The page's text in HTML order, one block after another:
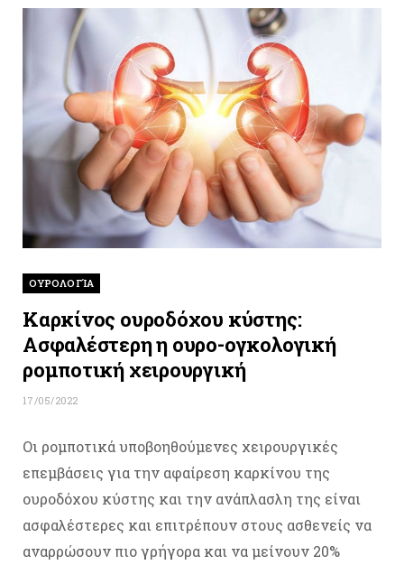
ΟΥΡΟΛΟΓΊΑ
Καρκίνος ουροδόχου κύστης:
Ασφαλέστερη η ουρο-ογκολογική
ρομποτική χειρουργική
17/05/2022
Οι ρομποτικά υποβοηθούμενες χειρουργικές
επεμβάσεις για την αφαίρεση καρκίνου της
ουροδόχου κύστης και την ανάπλασλη της είναι
ασφαλέστερες και επιτρέπουν στους ασθενείς να
αναρρώσουν πιο γρήγορα και να μείνουν 20%